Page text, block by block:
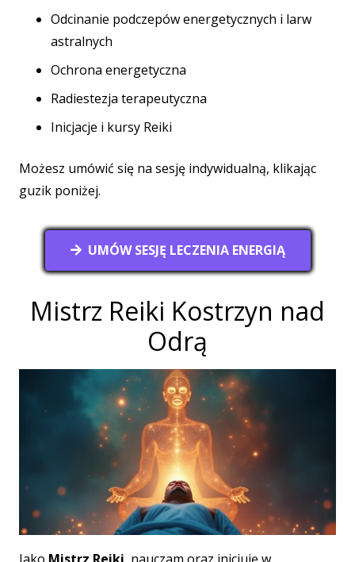
Odcinanie podczepów energetycznych i larw
astralnych
Ochrona energetyczna
Radiestezja terapeutyczna
Inicjacje i kursy Reiki
Możesz umówić się na sesję indywidualną, klikając
guzik poniżej.
UMÓW SESJĘ LECZENIA ENERGIĄ
Mistrz Reiki Kostrzyn nad
Odrą